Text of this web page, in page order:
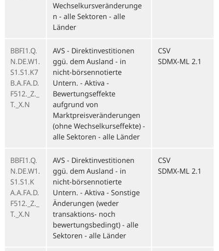
Wechselkursveränderunge
n - alle Sektoren - alle
Länder
BBFI1.Q.
N.DE.W1.
S1.S1.K7
B.A.FA.D.
F512._Z._
T._X.N
AVS - Direktinvestitionen
ggü. dem Ausland - in
nicht-börsennotierte
Untern. - Aktiva -
Bewertungseffekte
aufgrund von
Marktpreisveränderungen
(ohne Wechselkurseffekte) -
alle Sektoren - alle Länder
CSV
SDMX-ML 2.1
BBFI1.Q.
N.DE.W1.
S1.S1.K
A.A.FA.D.
F512._Z._
T._X.N
AVS - Direktinvestitionen
ggü. dem Ausland - in
nicht-börsennotierte
Untern. - Aktiva - Sonstige
Änderungen (weder
transaktions- noch
bewertungsbedingt) - alle
Sektoren - alle Länder
CSV
SDMX-ML 2.1